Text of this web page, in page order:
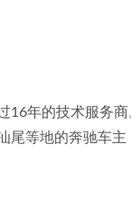
等地的奔驰车